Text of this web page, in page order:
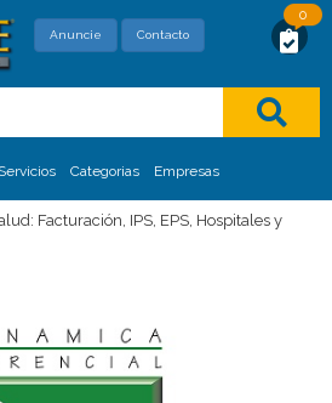
formato usted está solicitando,
al proveedor, mayor información
Anuncie Contacto
0
Servicios Categorias Empresas
Facturación, IPS, EPS, Hospitales y